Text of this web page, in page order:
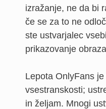
izražanje, ne da bi
če se za to ne
ste ustvarjalec
prikazovanje
Lepota OnlyFans
vsestranskosti;
in željam. Mnogi